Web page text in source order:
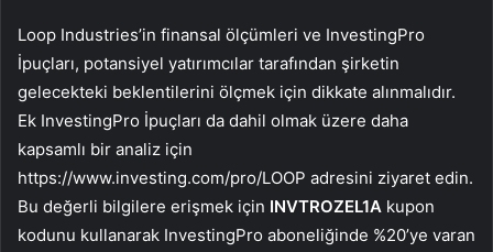
Loop Industries’in finansal ölçümleri ve InvestingPro
İpuçları, potansiyel yatırımcılar tarafından şirketin
gelecekteki beklentilerini ölçmek için dikkate alınmalıdır.
Ek InvestingPro İpuçları da dahil olmak üzere daha
kapsamlı bir analiz için
https://www.investing.com/pro/LOOP adresini ziyaret edin.
Bu değerli bilgilere erişmek için INVTROZEL1A kupon
kodunu kullanarak InvestingPro aboneliğinde %20’ye varan